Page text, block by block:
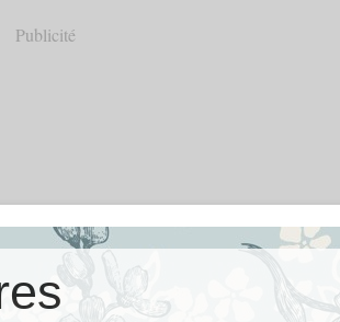
Publicité